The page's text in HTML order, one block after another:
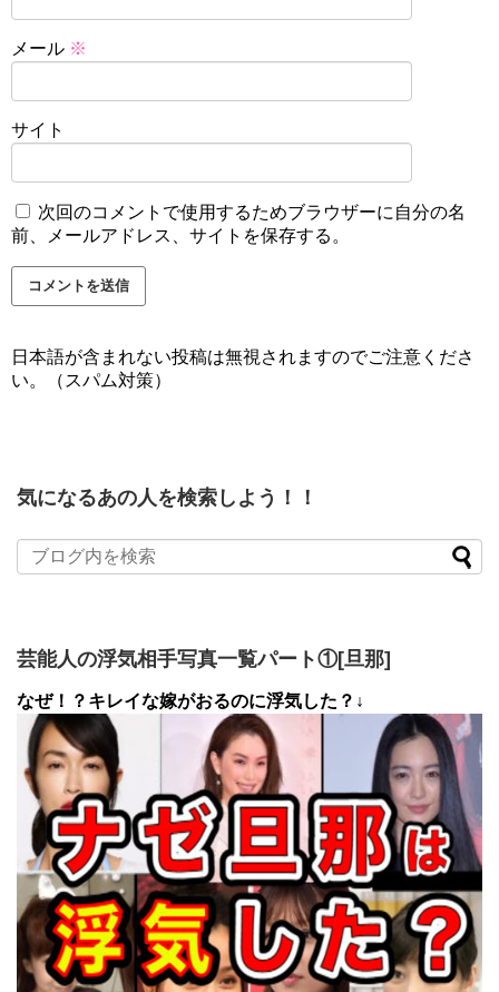
メール ※
サイト
次回のコメントで使用するためブラウザーに自分の名
前、メールアドレス、サイトを保存する。
日本語が含まれない投稿は無視されますのでご注意くださ
い。（スパム対策）
気になるあの人を検索しよう！！
芸能人の浮気相手写真一覧パート①[旦那]
なぜ！？キレイな嫁がおるのに浮気した？↓